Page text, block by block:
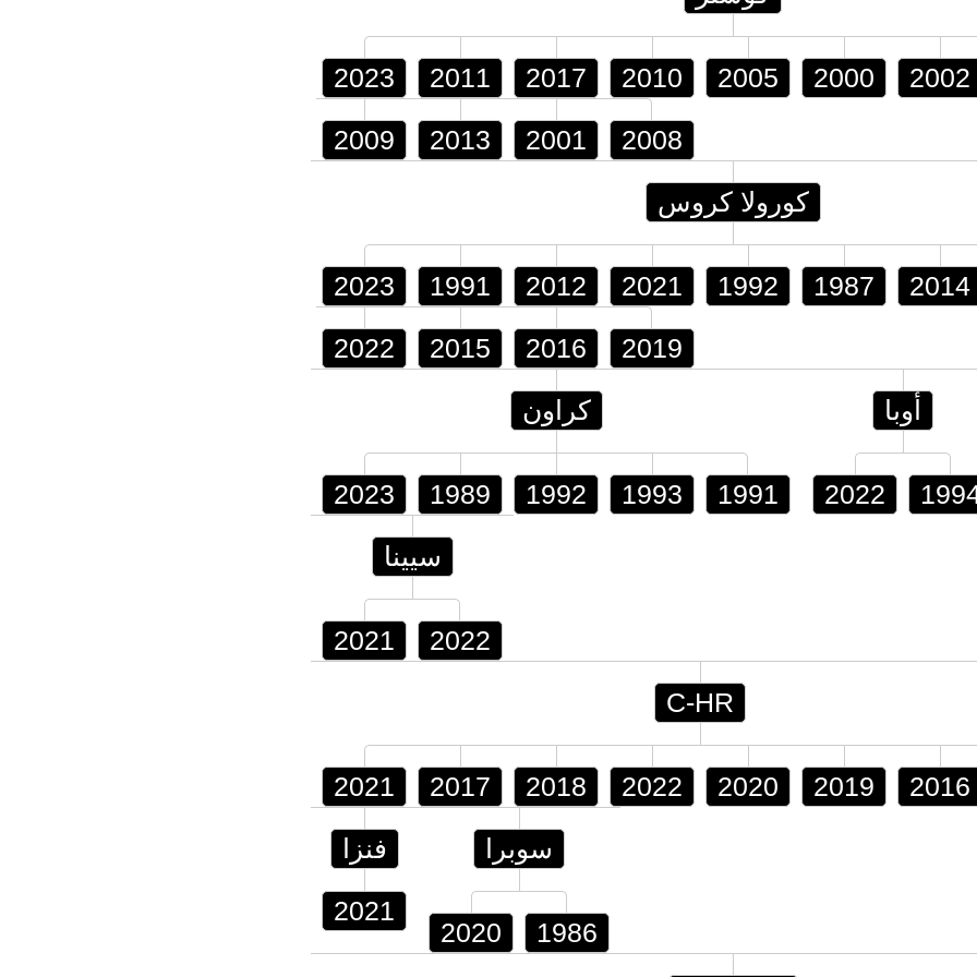
2023 2011 2017 2010 2005 2000 2002
2009 2013 2001 2008
كورولا كروس
2023 1991 2012 2021 1992 1987 2014
2022 2015 2016 2019
كراون
2023 1989 1992 1993 1991
أوبا
2022
سيينا
2021 2022
C-HR
2021 2017 2018 2022 2020 2019 2016
فنزا
2021
سوبرا
2020 1986